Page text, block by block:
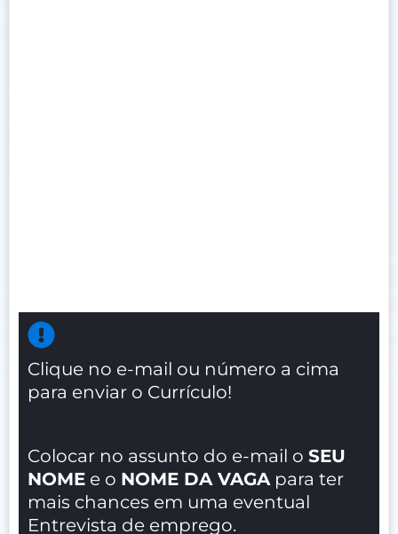
Clique no e-mail ou número a cima
para enviar o Currículo!
Colocar no assunto do e-mail o SEU
NOME e o NOME DA VAGA para ter
mais chances em uma eventual
Entrevista de emprego.